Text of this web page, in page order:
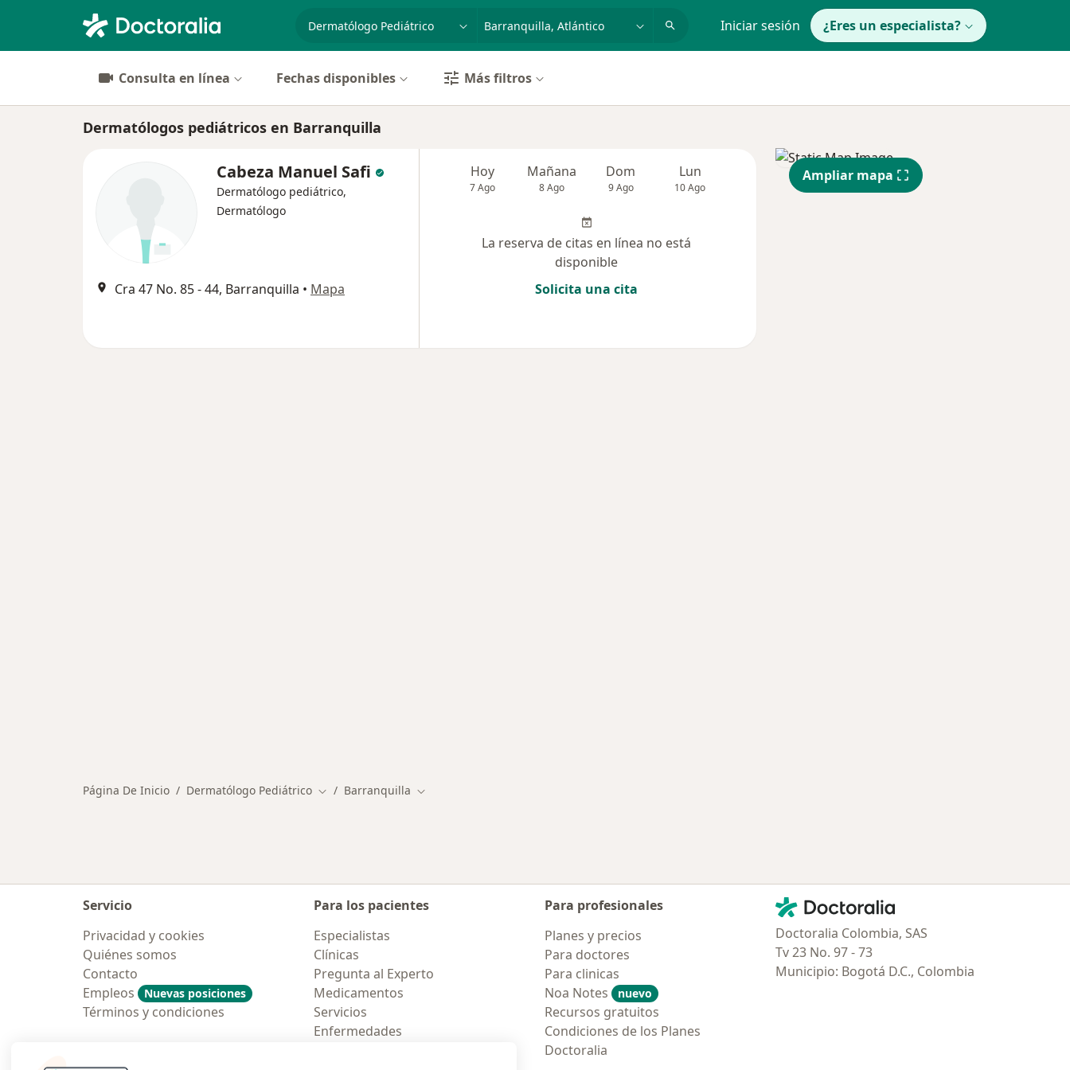
especialidad, enfermedad o nombre Iniciar sesión ¿Eres un especialista?
Consulta en línea Fechas disponibles Más filtros
Dermatólogos pediátricos en Barranquilla
Cabeza Manuel Safi
Dermatólogo pediátrico,
Dermatólogo
Cra 47 No. 85 - 44, Barranquilla • Mapa
Hoy
7 Ago
Mañana
8 Ago
Dom
9 Ago
Lun
10 Ago
Mié
12 Ago
Jue
13 Ago
La reserva de citas en línea no está
disponible
Solicita una cita
Ampliar mapa
Página De Inicio Dermatólogo Pediátrico Cambiar de ciudad
Barranquilla Cambiar de ciudad
Servicio
Privacidad y cookies
Quiénes somos
Contacto
Empleos
Nuevas posiciones
Términos y condiciones
Para los pacientes
Especialistas
Clínicas
Pregunta al Experto
Medicamentos
Servicios
Enfermedades
Para profesionales
Planes y precios
Para doctores
Para clinicas
Noa Notes
nuevo
Recursos gratuitos
Condiciones de los Planes
Doctoralia
Contacto
Doctoralia - Página de inicio
Doctoralia Colombia, SAS
Tv 23 No. 97 - 73
Municipio: Bogotá D.C., Colombia